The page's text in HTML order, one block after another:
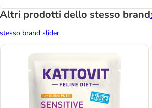
Altri prodotti dello stesso brand
stesso brand slider